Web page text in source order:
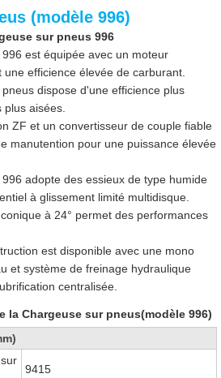
(modèle 996)
sur pneus 996
est équipée avec un moteur
efficience élevée de carburant.
dispose d'une efficience plus
aisées.
ZF et un convertisseur de couple fiable
manutention pour une puissance élevée
adopte des essieux de type humide
à glissement limité multidisque.
à 24° permet des performances
est disponible avec une mono
et système de freinage hydraulique
centralisée.
la Chargeuse sur pneus(modèle 996)
9415